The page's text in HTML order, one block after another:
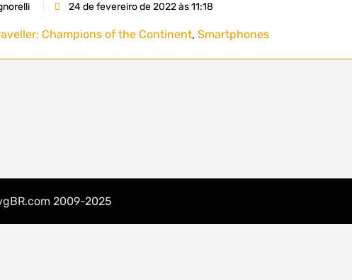
24 de fevereiro de 2022 às 11:18
Champions of the Continent, Smartphones
2009-2025